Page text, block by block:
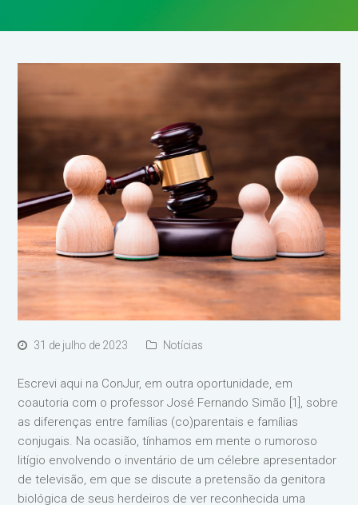
31 de julho de 2023 Notícias
Escrevi aqui na ConJur, em outra oportunidade, em
coautoria com o professor José Fernando Simão [1], sobre
as diferenças entre famílias (co)parentais e famílias
conjugais. Na ocasião, tínhamos em mente o rumoroso
litígio envolvendo o inventário de um célebre apresentador
de televisão, em que se discute a pretensão da genitora
biológica de seus herdeiros de ver reconhecida uma